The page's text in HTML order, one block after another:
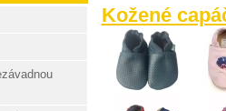
Kožené